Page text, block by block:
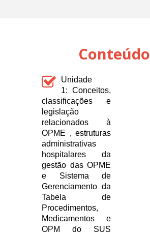
Conteúdo
Unidade
1: Conceitos,
classificações e
legislação
relacionados à
OPME , estruturas
administrativas
hospitalares da
gestão das OPME
e Sistema de
Gerenciamento da
Tabela de
Procedimentos,
Medicamentos e
OPM do SUS